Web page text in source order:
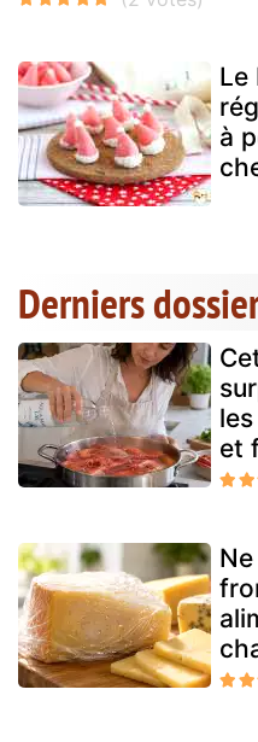
Le
à
Derniers
et